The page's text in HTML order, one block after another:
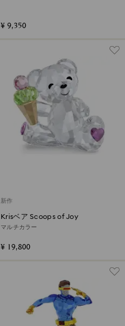
¥ 9,350
新作
Krisベア Scoops of Joy
マルチカラー
¥ 19,800